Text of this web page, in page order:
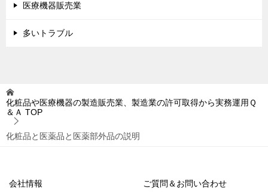
医療機器販売業
多いトラブル
化粧品や医療機器の製造販売業、製造業の許可取得から実務運用Ｑ
＆Ａ TOP
化粧品と医薬品と医薬部外品の説明
会社情報 ご質問＆お問い合わせ